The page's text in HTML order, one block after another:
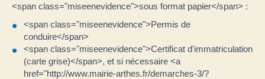
<span class="miseenevidence">sous format papier</span> :
<span class="miseenevidence">Permis de
conduire</span>
<span class="miseenevidence">Certificat d'immatriculation
(carte grise)</span>, et si nécessaire <a
href="http://www.mairie-arthes.fr/demarches-3/?